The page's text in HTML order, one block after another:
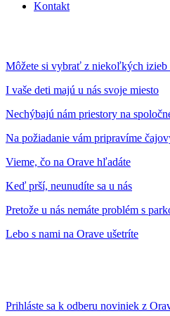
Kontakt
Môžete si vybrať z niekoľkých izieb
I vaše deti majú u nás svoje miesto
Nechýbajú nám priestory na
Na požiadanie vám pripravíme
Vieme, čo na Orave hľadáte
Keď prší, neunudíte sa u nás
Pretože u nás nemáte problém s
Lebo s nami na Orave ušetríte
Prihláste sa k odberu noviniek z